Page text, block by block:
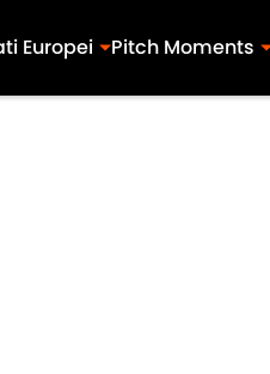
Europei Pitch Moments